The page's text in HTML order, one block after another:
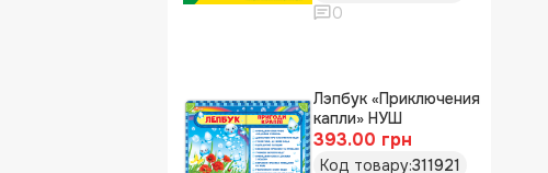
0
Лэпбук «Приключения
капли» НУШ
393.00 грн
Код товару:311921